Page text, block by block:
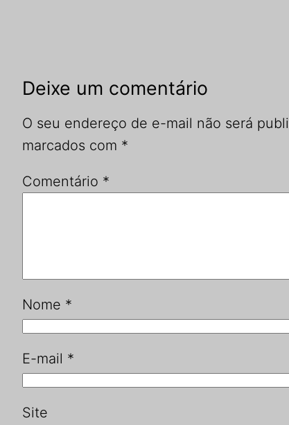
Deixe um comentário
O seu endereço de e-mail não será
marcados com *
Comentário *
Nome *
E-mail *
Site